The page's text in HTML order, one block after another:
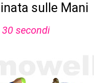
sulle Mani
30 secondi